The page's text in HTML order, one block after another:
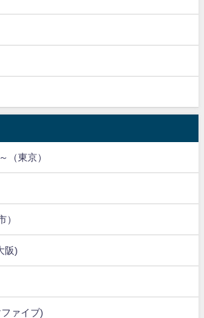
（東京）
）
阪)
ァイブ)